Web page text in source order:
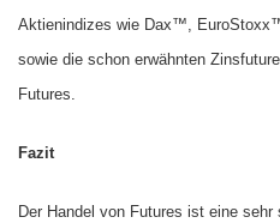
Aktienindizes wie Dax™,
sowie die schon erwähnten
Futures.
Fazit
Der Handel von Futures ist eine